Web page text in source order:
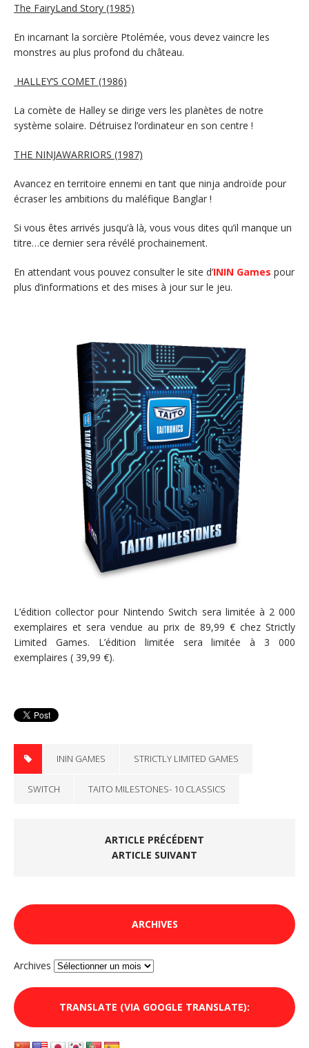
The FairyLand Story (1985)
En incarnant la sorcière Ptolémée, vous devez vaincre les
monstres au plus profond du château.
HALLEY’S COMET (1986)
La comète de Halley se dirige vers les planètes de notre
système solaire. Détruisez l’ordinateur en son centre !
THE NINJAWARRIORS (1987)
Avancez en territoire ennemi en tant que ninja androïde pour
écraser les ambitions du maléfique Banglar !
Si vous êtes arrivés jusqu’à là, vous vous dites qu’il manque un
titre…ce dernier sera révélé prochainement.
En attendant vous pouvez consulter le site d’ININ Games pour
plus d’informations et des mises à jour sur le jeu.
L’édition collector pour Nintendo Switch sera limitée à 2 000
exemplaires et sera vendue au prix de 89,99 € chez Strictly
Limited Games. L’édition limitée sera limitée à 3 000
exemplaires ( 39,99 €).
ININ GAMES STRICTLY LIMITED GAMES
SWITCH TAITO MILESTONES- 10 CLASSICS
ARTICLE PRÉCÉDENT
ARTICLE SUIVANT
ARCHIVES
Archives
TRANSLATE (VIA GOOGLE TRANSLATE):